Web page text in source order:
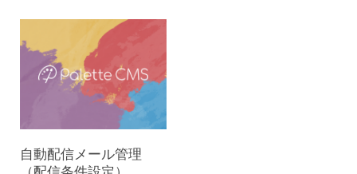
自動配信メール管理